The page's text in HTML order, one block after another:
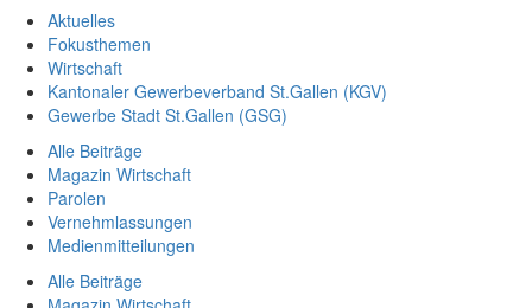
Aktuelles
Fokusthemen
Wirtschaft
Kantonaler Gewerbeverband St.Gallen (KGV)
Gewerbe Stadt St.Gallen (GSG)
Alle Beiträge
Magazin Wirtschaft
Parolen
Vernehmlassungen
Medienmitteilungen
Alle Beiträge